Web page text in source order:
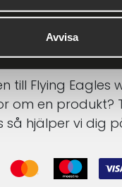
Avvisa
till Flying Eagles
om en produkt?
så hjälper vi dig